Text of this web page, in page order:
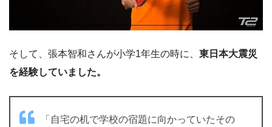
そして、張本智和さんが小学1年生の時に、 東日本大震災
を経験していました。
「自宅の机で学校の宿題に向かっていたその